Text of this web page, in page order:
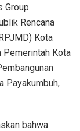
Group
Rencana
Kota
Pemerintah Kota
Payakumbuh,
bahwa